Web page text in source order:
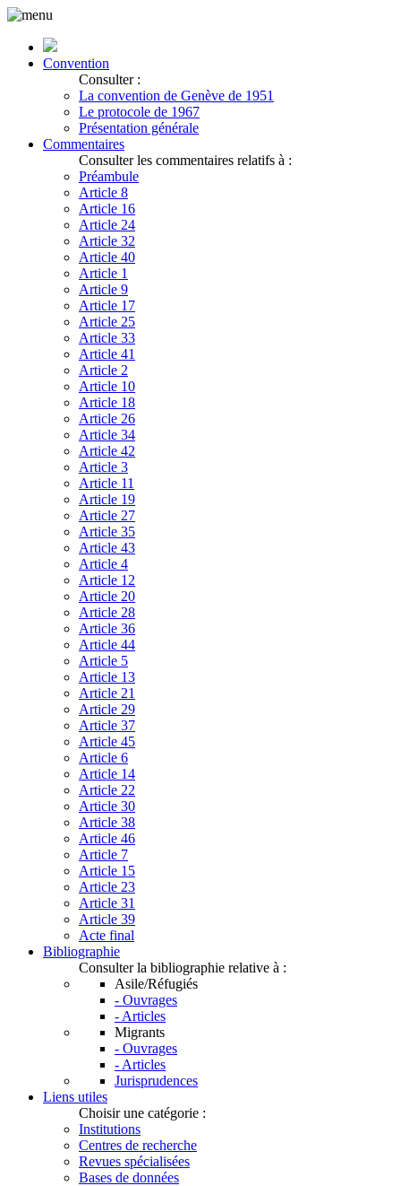
Convention
Consulter :
La convention de Genève de 1951
Le protocole de 1967
Présentation générale
Commentaires
Consulter les commentaires relatifs à :
Préambule
Article 8
Article 16
Article 24
Article 32
Article 40
Article 1
Article 9
Article 17
Article 25
Article 33
Article 41
Article 2
Article 10
Article 18
Article 26
Article 34
Article 42
Article 3
Article 11
Article 19
Article 27
Article 35
Article 43
Article 4
Article 12
Article 20
Article 28
Article 36
Article 44
Article 5
Article 13
Article 21
Article 29
Article 37
Article 45
Article 6
Article 14
Article 22
Article 30
Article 38
Article 46
Article 7
Article 15
Article 23
Article 31
Article 39
Acte final
Bibliographie
Consulter la bibliographie relative à :
Asile/Réfugiés
- Ouvrages
- Articles
Migrants
- Ouvrages
- Articles
Jurisprudences
Liens utiles
Choisir une catégorie :
Institutions
Centres de recherche
Revues spécialisées
Bases de données